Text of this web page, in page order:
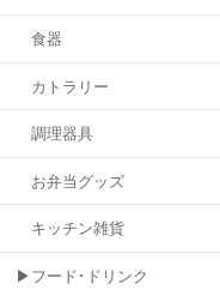
食器
カトラリー
調理器具
お弁当グッズ
キッチン雑貨
▶フード･ドリンク